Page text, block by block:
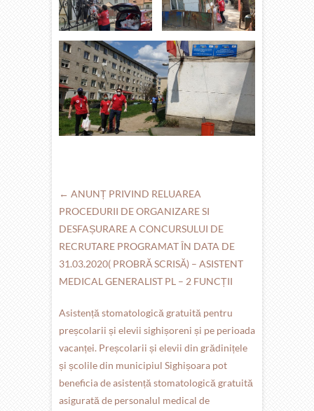
← ANUNȚ PRIVIND RELUAREA
PROCEDURII DE ORGANIZARE SI
DESFAȘURARE A CONCURSULUI DE
RECRUTARE PROGRAMAT ÎN DATA DE
31.03.2020( PROBRĂ SCRISĂ) – ASISTENT
MEDICAL GENERALIST PL – 2 FUNCȚII
Asistență stomatologică gratuită pentru
preșcolarii și elevii sighișoreni și pe perioada
vacanței. Preșcolarii și elevii din grădinițele
și școlile din municipiul Sighișoara pot
beneficia de asistență stomatologică gratuită
asigurată de personalul medical de